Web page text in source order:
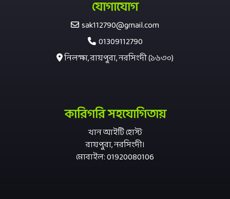
যোগাযোগ
sak112790@gmail.com
01309112790
নিলক্ষা, রায়পুরা, নরসিংদী (১৬৩০)
কারিগরি সহযোগিতায়
খান আইটি হোস্ট
রায়পুরা, নরসিংদী।
মোবাইল: 01920080106